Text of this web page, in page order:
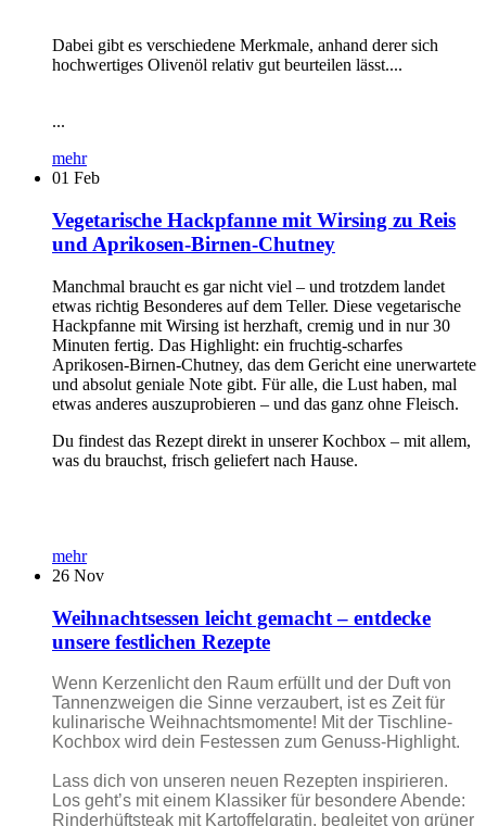
Dabei gibt es verschiedene Merkmale, anhand derer sich
hochwertiges Olivenöl relativ gut beurteilen lässt....
...
mehr
01 Feb
Vegetarische Hackpfanne mit Wirsing zu Reis
und Aprikosen-Birnen-Chutney
Manchmal braucht es gar nicht viel – und trotzdem landet
etwas richtig Besonderes auf dem Teller. Diese vegetarische
Hackpfanne mit Wirsing ist herzhaft, cremig und in nur 30
Minuten fertig. Das Highlight: ein fruchtig-scharfes
Aprikosen-Birnen-Chutney, das dem Gericht eine unerwartete
und absolut geniale Note gibt. Für alle, die Lust haben, mal
etwas anderes auszuprobieren – und das ganz ohne Fleisch.
Du findest das Rezept direkt in unserer Kochbox – mit allem,
was du brauchst, frisch geliefert nach Hause.
mehr
26 Nov
Weihnachtsessen leicht gemacht – entdecke
unsere festlichen Rezepte
Wenn Kerzenlicht den Raum erfüllt und der Duft von
Tannenzweigen die Sinne verzaubert, ist es Zeit für
kulinarische Weihnachtsmomente! Mit der Tischline-
Kochbox wird dein Festessen zum Genuss-Highlight.
Lass dich von unseren neuen Rezepten inspirieren.
Los geht’s mit einem Klassiker für besondere Abende:
Rinderhüftsteak mit Kartoffelgratin, begleitet von grüner